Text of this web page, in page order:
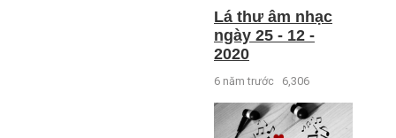
Lá thư âm nhạc
ngày 25 - 12 -
2020
6 năm trước 6,306